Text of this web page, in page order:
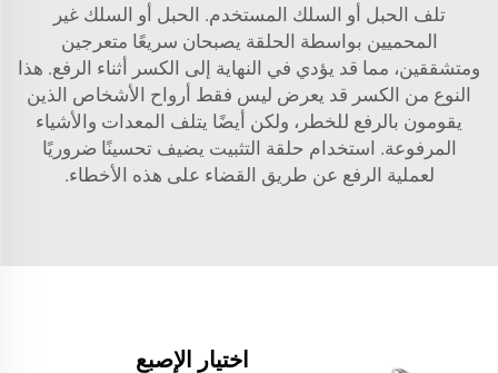
تلف الحبل أو السلك المستخدم. الحبل أو السلك غير
المحميين بواسطة الحلقة يصبحان سريعًا متعرجين
ومتشققين، مما قد يؤدي في النهاية إلى الكسر أثناء الرفع. هذا
النوع من الكسر قد يعرض ليس فقط أرواح الأشخاص الذين
يقومون بالرفع للخطر، ولكن أيضًا يتلف المعدات والأشياء
المرفوعة. استخدام حلقة التثبيت يضيف تحسينًا ضروريًا
لعملية الرفع عن طريق القضاء على هذه الأخطاء.
اختيار الإصبع